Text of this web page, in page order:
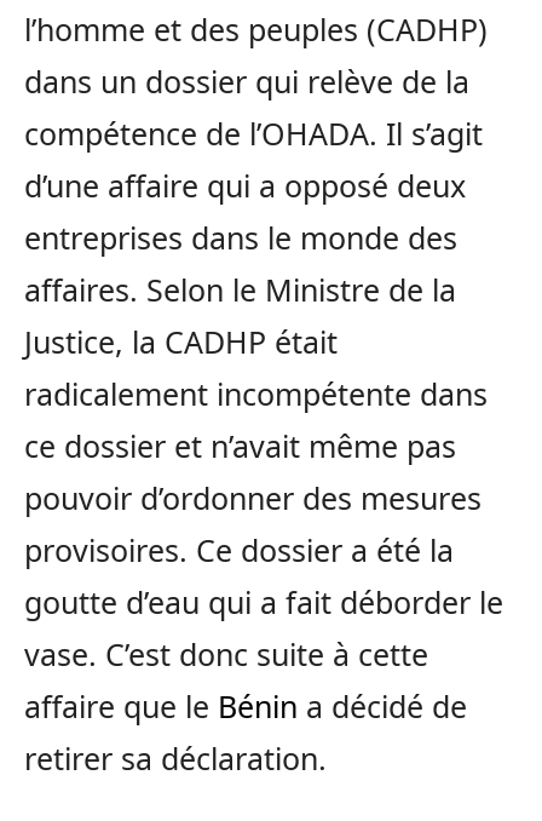
l’homme et des peuples (CADHP)
dans un dossier qui relève de la
compétence de l’OHADA. Il s’agit
d’une affaire qui a opposé deux
entreprises dans le monde des
affaires. Selon le Ministre de la
Justice, la CADHP était
radicalement incompétente dans
ce dossier et n’avait même pas
pouvoir d’ordonner des mesures
provisoires. Ce dossier a été la
goutte d’eau qui a fait déborder le
vase. C’est donc suite à cette
affaire que le Bénin a décidé de
retirer sa déclaration.